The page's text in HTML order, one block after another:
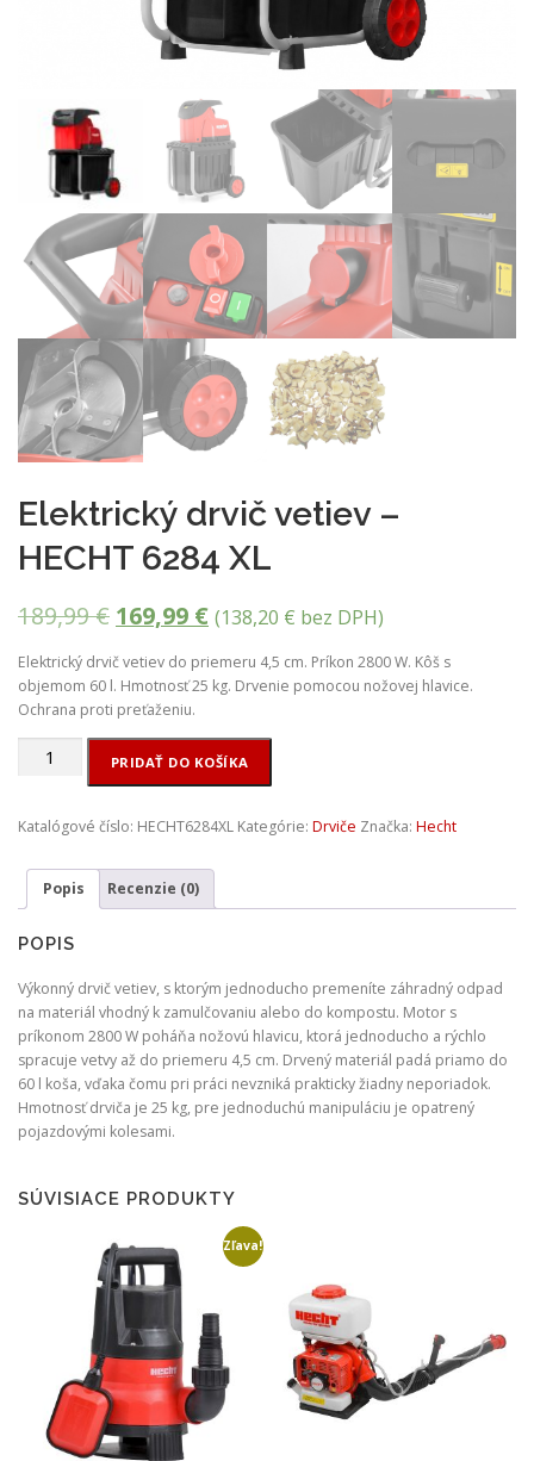
Elektrický drvič vetiev –
HECHT 6284 XL
189,99€ P
ô
v
o
d
c
a
b
o
l
:
1
8
9
,
9
9
169,99 €A
k
t
u
á
n
a
j
1
,
9
9
(138,20 € bez DPH)
Elektrický drvič vetiev do priemeru 4,5 cm. Príkon 2800 W. Kôš s
objemom 60 l. Hmotnosť 25 kg. Drvenie pomocou nožovej hlavice.
Ochrana proti preťaženiu.
množstvo
vetiev
HECHT
6284
XL
PRIDAŤ DO KOŠÍKA
Katalógové číslo: HECHT6284XL Kategórie: Drviče Značka: Hecht
Popis Recenzie (0)
POPIS
Výkonný drvič vetiev, s ktorým jednoducho premeníte záhradný odpad
na materiál vhodný k zamulčovaniu alebo do kompostu. Motor s
príkonom 2800 W poháňa nožovú hlavicu, ktorá jednoducho a rýchlo
spracuje vetvy až do priemeru 4,5 cm. Drvený materiál padá priamo do
60 l koša, vďaka čomu pri práci nevzniká prakticky žiadny neporiadok.
Hmotnosť drviča je 25 kg, pre jednoduchú manipuláciu je opatrený
pojazdovými kolesami.
SÚVISIACE PRODUKTY
Zľava!